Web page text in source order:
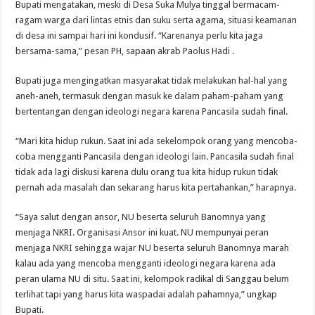
Bupati mengatakan, meski di Desa Suka Mulya tinggal bermacam-
ragam warga dari lintas etnis dan suku serta agama, situasi keamanan
di desa ini sampai hari ini kondusif. “Karenanya perlu kita jaga
bersama-sama,” pesan PH, sapaan akrab Paolus Hadi .
Bupati juga mengingatkan masyarakat tidak melakukan hal-hal yang
aneh-aneh, termasuk dengan masuk ke dalam paham-paham yang
bertentangan dengan ideologi negara karena Pancasila sudah final.
“Mari kita hidup rukun. Saat ini ada sekelompok orang yang mencoba-
coba mengganti Pancasila dengan ideologi lain. Pancasila sudah final
tidak ada lagi diskusi karena dulu orang tua kita hidup rukun tidak
pernah ada masalah dan sekarang harus kita pertahankan,” harapnya.
“Saya salut dengan ansor, NU beserta seluruh Banomnya yang
menjaga NKRI. Organisasi Ansor ini kuat. NU mempunyai peran
menjaga NKRI sehingga wajar NU beserta seluruh Banomnya marah
kalau ada yang mencoba mengganti ideologi negara karena ada
peran ulama NU di situ. Saat ini, kelompok radikal di Sanggau belum
terlihat tapi yang harus kita waspadai adalah pahamnya,” ungkap
Bupati.